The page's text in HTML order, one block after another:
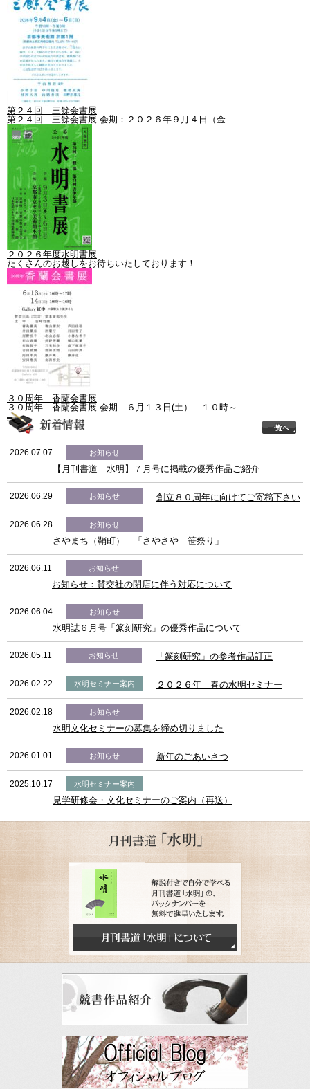
第２４回 三餘会書展
第２４回 三餘会書展 会期：２０２６年９月４日（金…
２０２６年度水明書展
たくさんのお越しをお待ちいたしております！ …
３０周年 香蘭会書展
３０周年 香蘭会書展 会期 ６月１３日(土） １０時～…
2026.07.07 お知らせ
【月刊書道 水明】７月号に掲載の優秀作品ご紹介
2026.06.29 お知らせ 創立８０周年に向けてご寄稿下さい
2026.06.28 お知らせ
さやまち（鞘町） 「さやさや 笹祭り」
2026.06.11 お知らせ
お知らせ：賛交社の閉店に伴う対応について
2026.06.04 お知らせ
水明誌６月号「篆刻研究」の優秀作品について
2026.05.11 お知らせ 「篆刻研究」の参考作品訂正
2026.02.22 水明セミナー案内 ２０２６年 春の水明セミナー
2026.02.18 お知らせ
水明文化セミナーの募集を締め切りました
2026.01.01 お知らせ 新年のごあいさつ
2025.10.17 水明セミナー案内
見学研修会・文化セミナーのご案内（再送）